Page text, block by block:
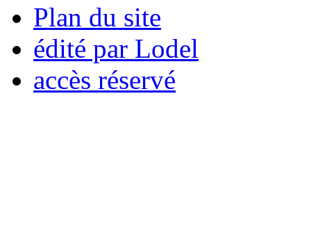
Plan du site
édité par Lodel
accès réservé